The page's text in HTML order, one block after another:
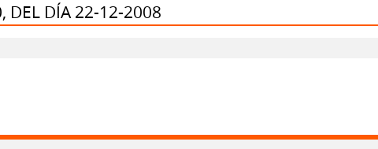
DEL DÍA 22-12-2008